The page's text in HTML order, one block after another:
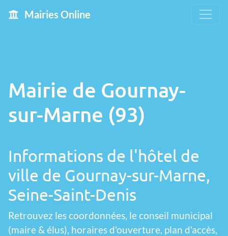
Mairies Online
Mairie de Gournay-
sur-Marne (93)
Informations de l'hôtel de
ville de Gournay-sur-Marne,
Seine-Saint-Denis
Retrouvez les coordonnées, le conseil municipal
(maire & élus), horaires d'ouverture, plan d'accès,